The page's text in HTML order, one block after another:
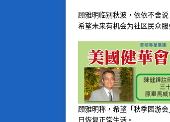
顾雅明临别秋波，依依不舍
希望未来有机会为社区民众服
顾雅明称，希望「秋季园游
日恢复正常生活。